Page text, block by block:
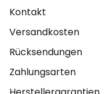
Kontakt
Versandkosten
Rücksendungen
Zahlungsarten